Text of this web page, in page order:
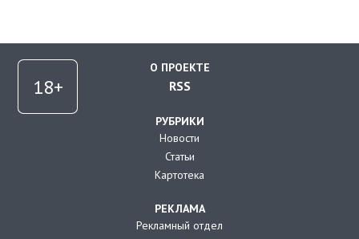
О ПРОЕКТЕ
RSS
РУБРИКИ
Новости
Статьи
Картотека
РЕКЛАМА
Рекламный отдел